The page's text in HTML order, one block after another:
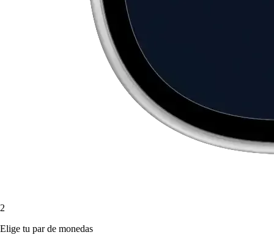
2
Elige tu par de monedas